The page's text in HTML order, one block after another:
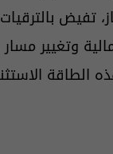
تفيض
وتغيير